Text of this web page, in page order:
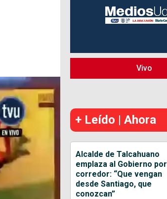
Vivo
+ Leído | Ahora
Alcalde de Talcahuano
emplaza al Gobierno por
corredor: “Que vengan
desde Santiago, que
conozcan”